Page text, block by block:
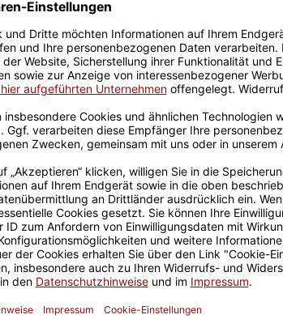
9,95 €
inkl. 19% MwSt. ,
Größere
Sicherer Kauf Auf Rechnung
Grußkarten zum